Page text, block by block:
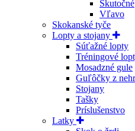
Skutočné
Vľavo
Skokanské tyče
Lopty a stojany
Súťažné lopty
Tréningové
Mosadzné gule
Guľôčky z
Stojany
Tašky
Príslušenstvo
Latky